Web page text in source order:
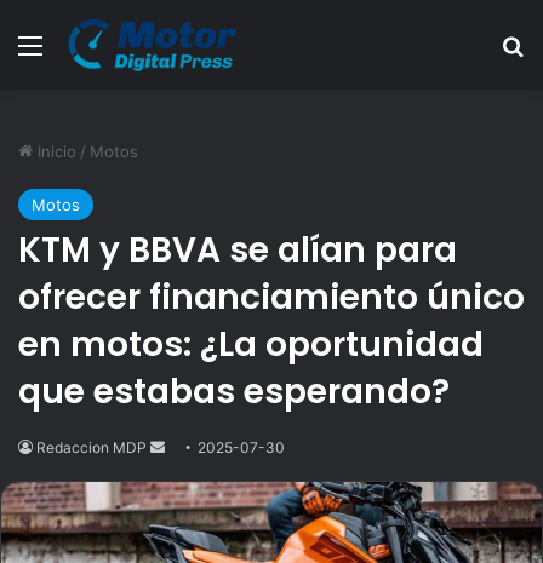
Menú
Inicio / Motos
Motos
KTM y BBVA se alían para
ofrecer financiamiento único
en motos: ¿La oportunidad
que estabas esperando?
Redaccion MDP
Send
email
2025-07-30